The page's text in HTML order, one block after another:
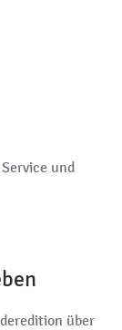
und
über